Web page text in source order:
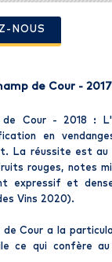
NOUS
de Cour -
de Cour - 2018 :
en
La réussite est au
rouges, notes
expressif et
Vins 2020).
de Cour a la
ce qui confère